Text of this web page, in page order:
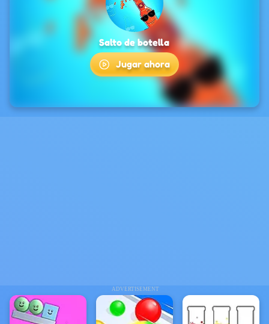
ADVERTISEMENT
Salto de botella
Jugar ahora